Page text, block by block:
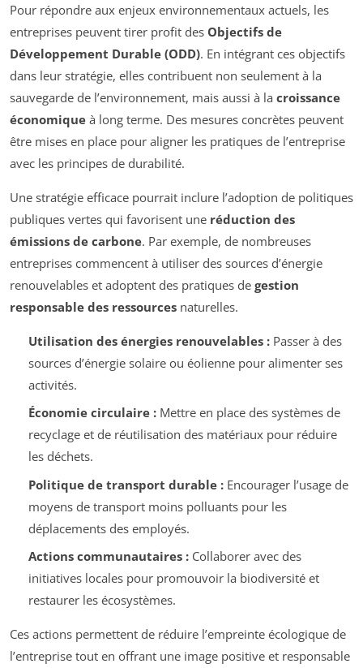
Pour répondre aux enjeux environnementaux actuels, les
entreprises peuvent tirer profit des Objectifs de
Développement Durable (ODD). En intégrant ces objectifs
dans leur stratégie, elles contribuent non seulement à la
sauvegarde de l’environnement, mais aussi à la croissance
économique à long terme. Des mesures concrètes peuvent
être mises en place pour aligner les pratiques de l’entreprise
avec les principes de durabilité.
Une stratégie efficace pourrait inclure l’adoption de politiques
publiques vertes qui favorisent une réduction des
émissions de carbone. Par exemple, de nombreuses
entreprises commencent à utiliser des sources d’énergie
renouvelables et adoptent des pratiques de gestion
responsable des ressources naturelles.
Utilisation des énergies renouvelables :Passer à des
sources d’énergie solaire ou éolienne pour alimenter ses
activités.
Économie circulaire :Mettre en place des systèmes de
recyclage et de réutilisation des matériaux pour réduire
les déchets.
Politique de transport durable :Encourager l’usage de
moyens de transport moins polluants pour les
déplacements des employés.
Actions communautaires :Collaborer avec des
initiatives locales pour promouvoir la biodiversité et
restaurer les écosystèmes.
Ces actions permettent de réduire l’empreinte écologique de
l’entreprise tout en offrant une image positive et responsable